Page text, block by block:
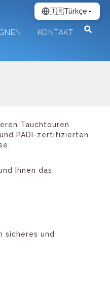
KONTAKT
Tauchtouren
PADI-zertifizierten
Ihnen das
sicheres und
🇹🇷Türkçe